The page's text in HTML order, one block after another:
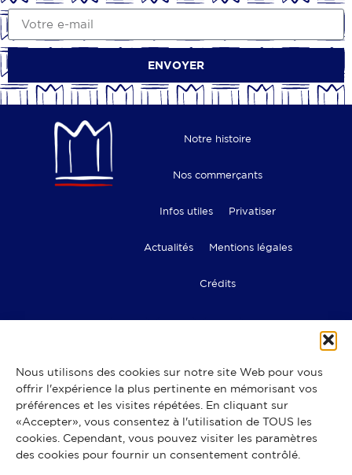
Nous utilisons des cookies sur notre site Web pour vous
offrir l'expérience la plus pertinente en mémorisant vos
préférences et les visites répétées. En cliquant sur
«Accepter», vous consentez à l'utilisation de TOUS les
cookies. Cependant, vous pouvez visiter les paramètres
des cookies pour fournir un consentement contrôlé.
ENVOYER
Notre histoire
Nos commerçants
Infos utiles Privatiser
Actualités Mentions légales
Crédits
Les commerces des Halles de
Lyon Paul Bocuse
Bouchers – Rôtisserie
Boulangers – pâtissiers – chocolatiers
Cafés, bars & restaurants
Ecaillers
Epiceries fines